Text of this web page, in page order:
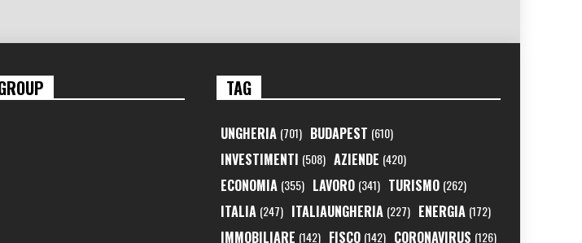
TAG
UNGHERIA (701) BUDAPEST (610)
INVESTIMENTI (508) AZIENDE (420)
ECONOMIA (355) LAVORO (341) TURISMO (262)
ITALIA (247) ITALIAUNGHERIA (227) ENERGIA (172)
IMMOBILIARE (142) FISCO (142) CORONAVIRUS (126)